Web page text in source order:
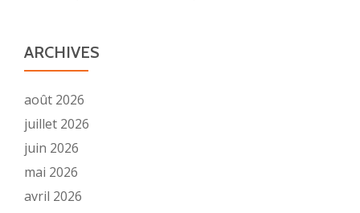
ARCHIVES
août 2026
juillet 2026
juin 2026
mai 2026
avril 2026